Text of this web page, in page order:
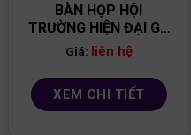
BÀN HỌP HỘI
TRƯỜNG HIỆN ĐẠI GỖ
MDF BH11
Giá: liên hệ
XEM CHI TIẾT